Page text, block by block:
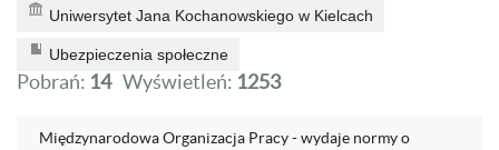
Uniwersytet Jana Kochanowskiego w Kielcach
Ubezpieczenia społeczne
Pobrań: 14 Wyświetleń: 1253
Międzynarodowa Organizacja Pracy - wydaje normy o